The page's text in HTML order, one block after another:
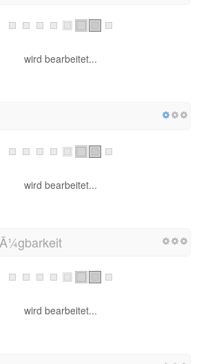
wird bearbeitet...
wird bearbeitet...
wird bearbeitet...